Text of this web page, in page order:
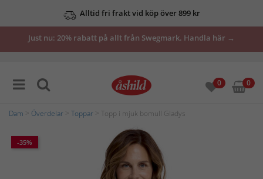
Alltid fri frakt vid köp över 899 kr
Se våra erbjudanden här
Just nu: 20% rabatt på allt från Swegmark. Handla här →
0 0
Dam Överdelar Toppar > Topp i mjuk bomull Gladys
-35%